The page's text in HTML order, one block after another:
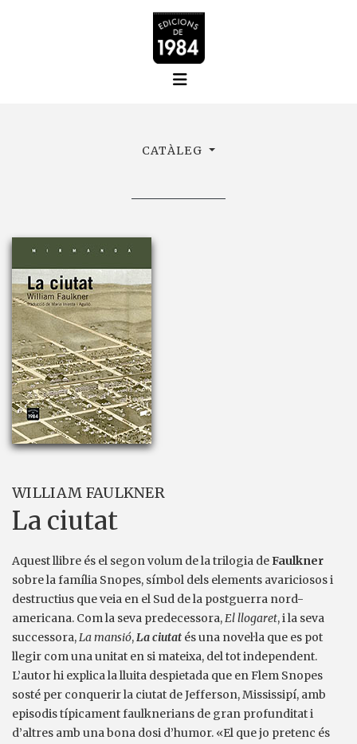
CATÀLEG
WILLIAM FAULKNER
La ciutat
Aquest llibre és el segon volum de la trilogia deFaulkner
sobre la família Snopes, símbol dels elements avariciosos i
destructius que veia en el Sud de la postguerra nord-
americana. Com la seva predecessora,El llogaret, i la seva
successora,La mansió,La ciutat és una novel·la que es pot
llegir com una unitat en si mateixa, del tot independent.
L’autor hi explica la lluita despietada que en Flem Snopes
sosté per conquerir la ciutat de Jefferson, Mississipí, amb
episodis típicament faulknerians de gran profunditat i
d’altres amb una bona dosi d’humor. «El que jo pretenc és